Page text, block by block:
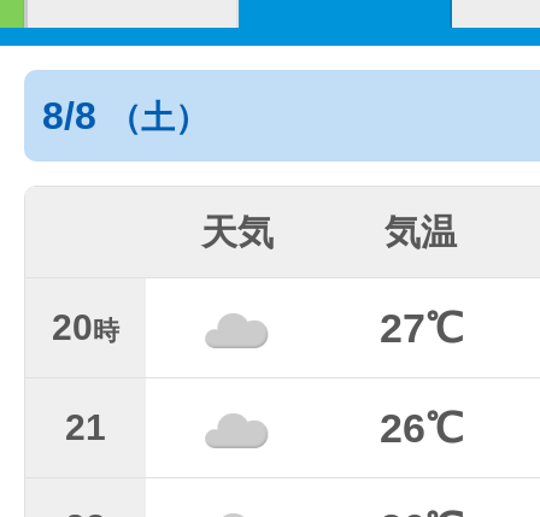
8/8 （土）
天気 気温
20時 27℃
21 26℃